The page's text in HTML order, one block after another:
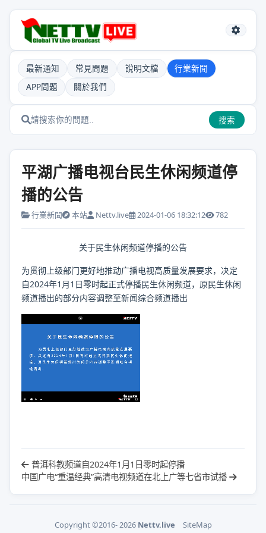
最新通知 常見問題 說明文檔
行業新聞
APP問題
關於我們
搜索
平湖广播电视台民生休闲频道停
播的公告
行業新聞 本站 Nettv.live 2024-01-06 18:32:12 782
关于民生休闲频道停播的公告
为贯彻上级部门更好地推动广播电视高质量发展要求，决定
自2024年1月1日零时起正式停播民生休闲频道，原民生休闲
频道播出的部分内容调整至新闻综合频道播出
普洱科教频道自2024年1月1日零时起停播
中国广电“重温经典”高清电视频道在北上广等七省市试播
Copyright ©2016- 2026 Nettv.live SiteMap